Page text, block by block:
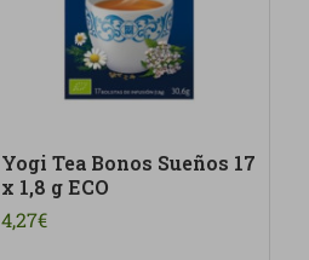
Yogi Tea Bonos Sueños 17
x 1,8 g ECO
4,27€